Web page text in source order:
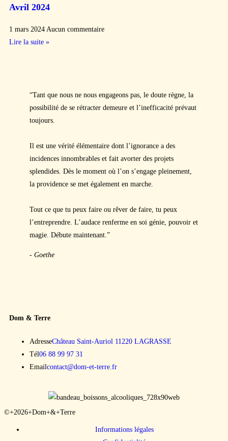
Avril 2024
1 mars 2024 Aucun commentaire
Lire la suite »
“Tant que nous ne nous engageons pas, le doute règne, la
possibilité de se rétracter demeure et l’inefficacité prévaut
toujours.
Il est une vérité élémentaire dont l’ignorance a des
incidences innombrables et fait avorter des projets
splendides. Dès le moment où l’on s’engage pleinement,
la providence se met également en marche.
Tout ce que tu peux faire ou rêver de faire, tu peux
l’entreprendre. L’audace renferme en soi génie, pouvoir et
magie. Débute maintenant.”
- Goethe
Dom & Terre
AdresseChâteau Saint-Auriol 11220 LAGRASSE
Tél06 88 99 97 31
Emailcontact@dom-et-terre.fr
©+2026+Dom+&+Terre
Informations légales